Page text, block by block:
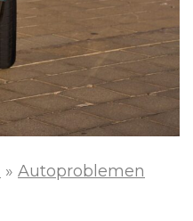
» Autoproblemen